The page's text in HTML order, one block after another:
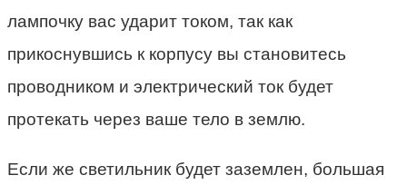
лампочку вас ударит током, так как
прикоснувшись к корпусу вы становитесь
проводником и электрический ток будет
протекать через ваше тело в землю.
Если же светильник будет заземлен, большая